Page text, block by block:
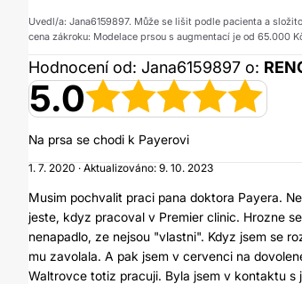
Uvedl/a: Jana6159897. Může se lišit podle pacienta a
cena zákroku: Modelace prsou s augmentací je od 65.000
Hodnocení od: Jana6159897 o:
5.0
Na prsa se chodi k Payerovi
1. 7. 2020 · Aktualizováno: 9. 10. 2023
Musim pochvalit praci pana doktora Payera.
jeste, kdyz pracoval v Premier clinic. Hrozne
nenapadlo, ze nejsou "vlastni". Kdyz jsem se
mu zavolala. A pak jsem v cervenci na
Waltrovce totiz pracuji. Byla jsem v kontaktu s